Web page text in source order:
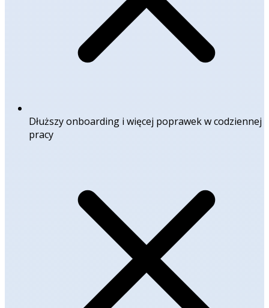
Dłuższy onboarding i więcej poprawek w codziennej
pracy